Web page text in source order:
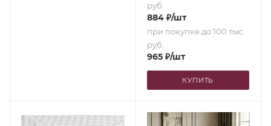
руб.
884₽/шт
при покупке до 100 тыс.
руб.
965₽/шт
КУПИТЬ